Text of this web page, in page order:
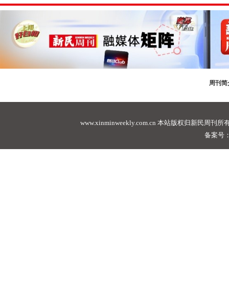
周刊简
www.xinminweekly.com.cn 本站版权归新民周刊所
备案号